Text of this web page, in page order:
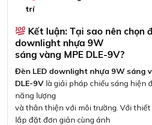
trí
Kết luận: Tại sao nên chọn
downlight nhựa 9W
sáng vàng MPE DLE-9V?
Đèn LED downlight nhựa 9W sáng
DLE-9V là giải pháp chiếu sáng hiện
năng lượng
và thân thiện với môi trường. Với thiết
lắp đặt đơn giản cùng ánh